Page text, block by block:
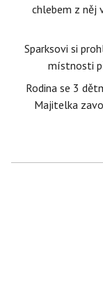
chlebem z něj
Sparksovi si
místnosti
Rodina se 3
Majitelka